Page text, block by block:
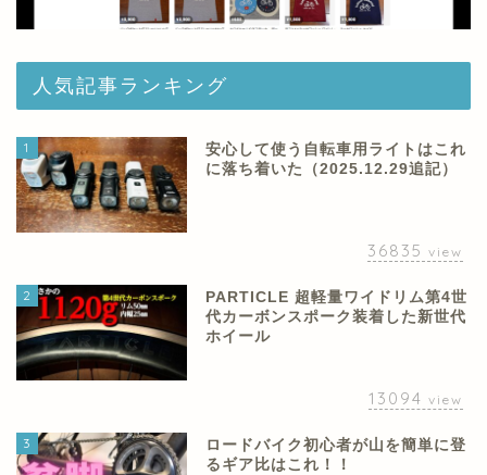
人気記事ランキング
1
安心して使う自転車用ライトはこれ
に落ち着いた（2025.12.29追記）
36835 view
2
PARTICLE 超軽量ワイドリム第4世
代カーボンスポーク装着した新世代
ホイール
13094 view
3
ロードバイク初心者が山を簡単に登
るギア比はこれ！！